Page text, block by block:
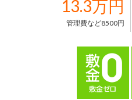
13.3万円
管理費など8500円